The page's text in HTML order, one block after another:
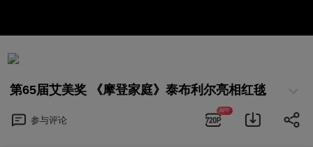
第65届艾美奖 《摩登家庭》泰布利尔亮相红毯
参与评论
APP